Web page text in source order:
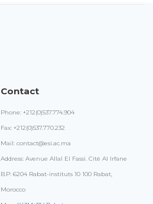
Contact
Phone: +212(0)537.774.904
Fax: +212(0)537.770.232
Mail: contact@esi.ac.ma
Address: Avenue Allal El Fassi. Cité Al Irfane
B.P: 6204 Rabat-instituts 10 100 Rabat,
Morocco